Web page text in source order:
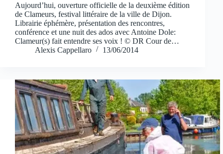
Aujourd’hui, ouverture officielle de la deuxième édition
de Clameurs, festival littéraire de la ville de Dijon.
Librairie éphémère, présentation des rencontres,
conférence et une nuit des ados avec Antoine Dole:
Clameur(s) fait entendre ses voix ! © DR Cour de…
Alexis Cappellaro
13/06/2014